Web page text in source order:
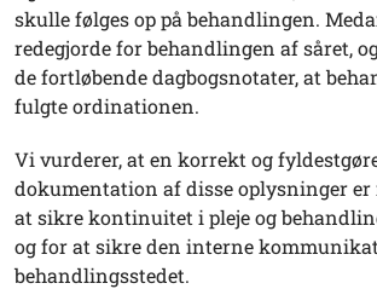
skulle følges op på behandlingen.
redegjorde for behandlingen af såret,
de fortløbende dagbogsnotater, at
fulgte ordinationen.
Vi vurderer, at en korrekt og
dokumentation af disse oplysninger
at sikre kontinuitet i pleje og
og for at sikre den interne
behandlingsstedet.